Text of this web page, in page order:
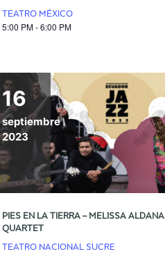
TEATRO MÉXICO
5:00 PM - 6:00 PM
16
septiembre
2023
PIES EN LA TIERRA – MELISSA ALDANA
QUARTET
TEATRO NACIONAL SUCRE